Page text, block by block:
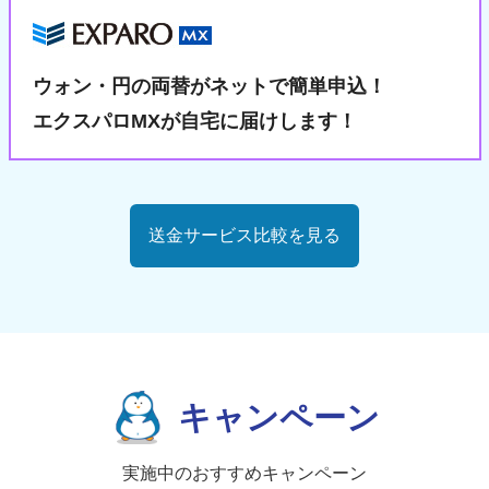
ウォン・円の両替がネットで簡単申込！
エクスパロMXが自宅に届けします！
送金サービス比較を見る
キャンペーン
実施中のおすすめキャンペーン